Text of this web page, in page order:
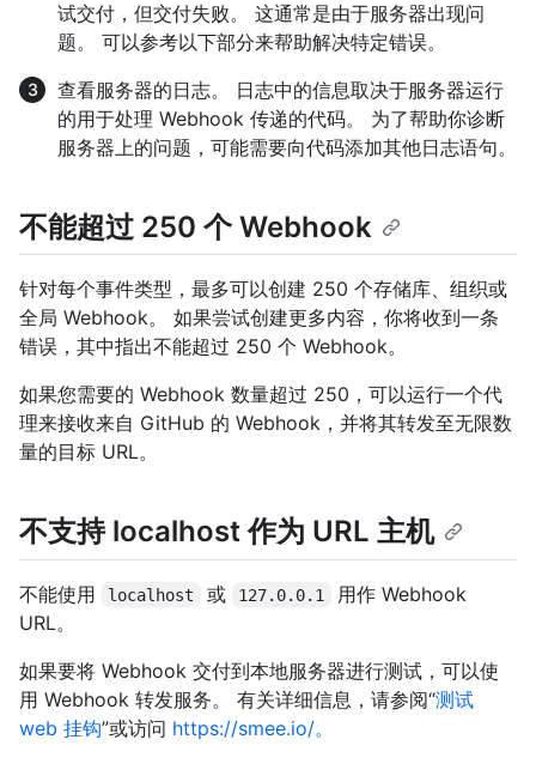
试交付，但交付失败。 这通常是由于服务器出现问
题。 可以参考以下部分来帮助解决特定错误。
查看服务器的日志。 日志中的信息取决于服务器运行
的用于处理 Webhook 传递的代码。 为了帮助你诊断
服务器上的问题，可能需要向代码添加其他日志语句。
不能超过 250 个 Webhook
针对每个事件类型，最多可以创建 250 个存储库、组织或
全局 Webhook。 如果尝试创建更多内容，你将收到一条
错误，其中指出不能超过 250 个 Webhook。
如果您需要的 Webhook 数量超过 250，可以运行一个代
理来接收来自 GitHub 的 Webhook，并将其转发至无限数
量的目标 URL。
不支持 localhost 作为 URL 主机
不能使用 localhost 或 127.0.0.1
用作 Webhook
URL。
如果要将 Webhook 交付到本地服务器进行测试，可以使
用 Webhook 转发服务。 有关详细信息，请参阅“测试
web 挂钩”或访问 https://smee.io/。